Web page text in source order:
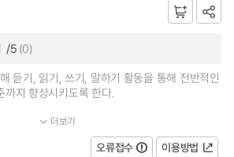
/5 (0)
듣기, 읽기, 쓰기, 말하기 활동을 통해 전반적인
까지 향상시키도록 한다.
기준(Common European Framework of...
더보기
오류접수 이용방법